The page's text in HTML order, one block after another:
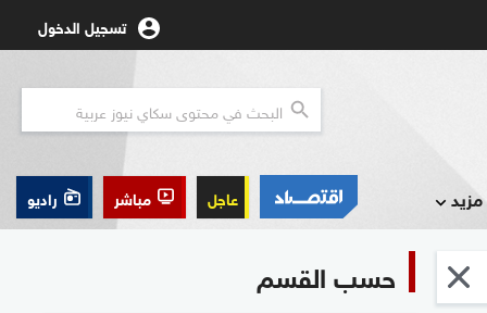
تسجيل الدخول
مزيد عاجل مباشر راديو
حسب القسم